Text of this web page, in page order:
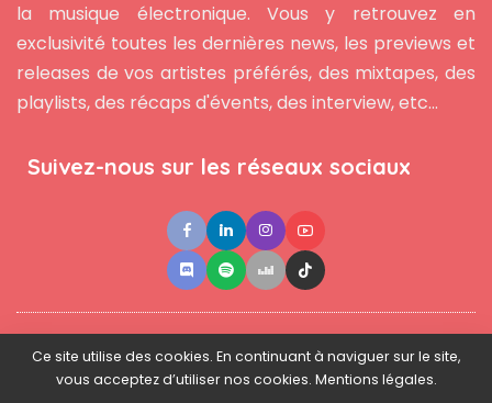
la musique électronique. Vous y retrouvez en
exclusivité toutes les dernières news, les previews et
releases de vos artistes préférés, des mixtapes, des
playlists, des récaps d'évents, des interview, etc...
Suivez-nous sur les réseaux sociaux
Contact ●Newsletter ● L'équipe ● Mentions légales
Ce site utilise des cookies. En continuant à naviguer sur le site,
vous acceptez d’utiliser nos cookies. Mentions légales.